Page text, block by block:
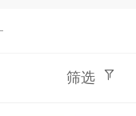
筛选